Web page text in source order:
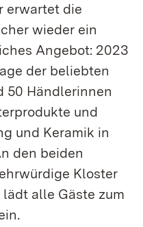
erwartet die
wieder ein
Angebot: 2023
der beliebten
50 Händlerinnen
und
und Keramik in
den beiden
Kloster
alle Gäste zum